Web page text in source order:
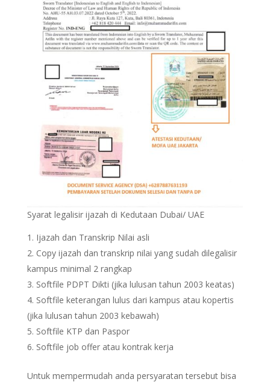
Syarat legalisir ijazah di Kedutaan Dubai/ UAE
Ijazah dan Transkrip Nilai asli
Copy ijazah dan transkrip nilai yang sudah dilegalisir
kampus minimal 2 rangkap
Softfile PDPT Dikti (jika lulusan tahun 2003 keatas)
Softfile keterangan lulus dari kampus atau kopertis
(jika lulusan tahun 2003 kebawah)
Softfile KTP dan Paspor
Softfile job offer atau kontrak kerja
Untuk mempermudah anda persyaratan tersebut bisa